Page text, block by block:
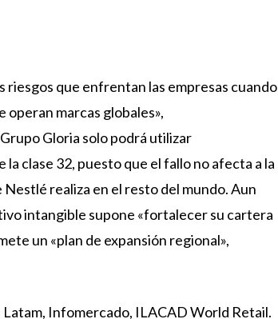
riesgos que enfrentan las empresas cuando
operan marcas globales»,
Gloria solo podrá utilizar
clase 32, puesto que el fallo no afecta a la
realiza en el resto del mundo. Aun
intangible supone «fortalecer su cartera
un «plan de expansión regional»,
Infomercado, ILACAD World Retail.